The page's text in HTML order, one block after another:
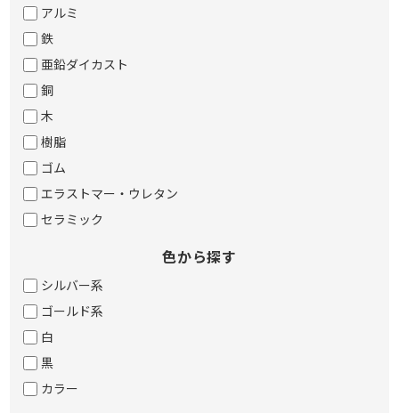
アルミ
鉄
亜鉛ダイカスト
銅
木
樹脂
ゴム
エラストマー・ウレタン
セラミック
色から探す
シルバー系
ゴールド系
白
黒
カラー